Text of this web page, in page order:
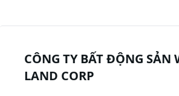
CÔNG TY BẤT ĐỘNG SẢN
LAND CORP